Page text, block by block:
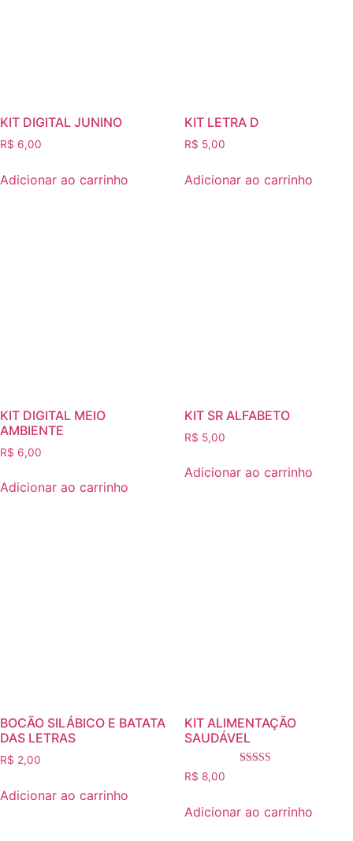
KIT DIGITAL JUNINO
R$ 6,00
Adicionar ao carrinho
KIT LETRA D
R$ 5,00
Adicionar ao carrinho
KIT DIGITAL MEIO
AMBIENTE
R$ 6,00
Adicionar ao carrinho
KIT SR ALFABETO
R$ 5,00
Adicionar ao carrinho
BOCÃO SILÁBICO E BATATA
DAS LETRAS
R$ 2,00
Adicionar ao carrinho
KIT ALIMENTAÇÃO
SAUDÁVEL
R$ 8,00
Adicionar ao carrinho